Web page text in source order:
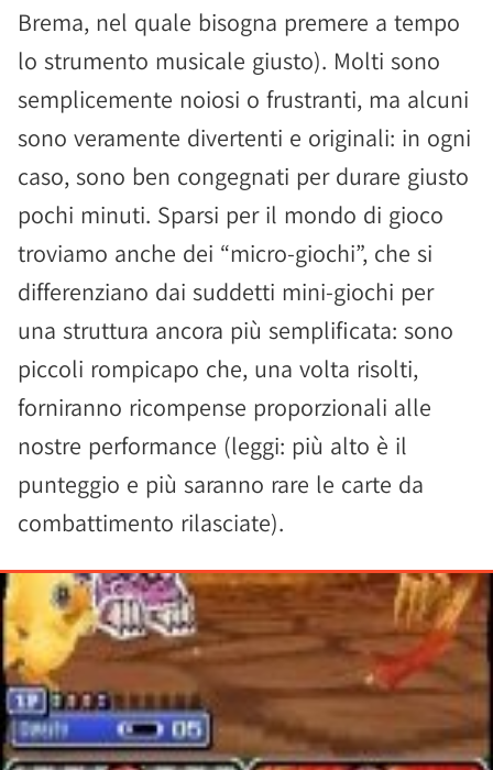
Brema, nel quale bisogna premere a tempo
lo strumento musicale giusto). Molti sono
semplicemente noiosi o frustranti, ma alcuni
sono veramente divertenti e originali: in ogni
caso, sono ben congegnati per durare giusto
pochi minuti. Sparsi per il mondo di gioco
troviamo anche dei “micro-giochi”, che si
differenziano dai suddetti mini-giochi per
una struttura ancora più semplificata: sono
piccoli rompicapo che, una volta risolti,
forniranno ricompense proporzionali alle
nostre performance (leggi: più alto è il
punteggio e più saranno rare le carte da
combattimento rilasciate).